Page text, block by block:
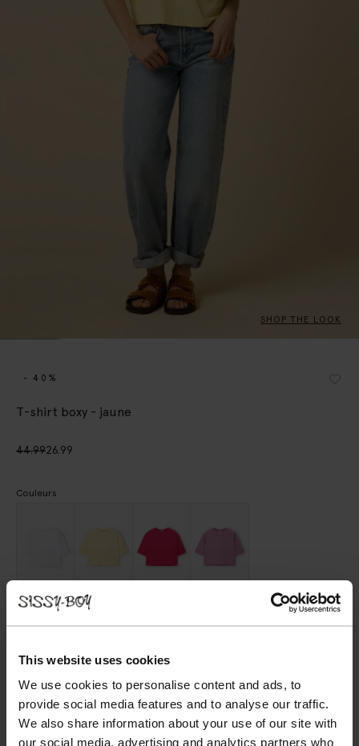
This website uses cookies
We use cookies to personalise content and ads, to
provide social media features and to analyse our traffic.
We also share information about your use of our site with
our social media, advertising and analytics partners who
SHOP THE LOOK
- 40%
T-shirt boxy - jaune
44.9926.99
Couleurs